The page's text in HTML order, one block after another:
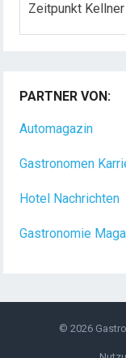
Zeitpunkt
Dein
(m/w/d) Du bist
PARTNER VON:
Automagazin
Gastronomen
Hotel Nachrichten
Gastronomie
© 2026